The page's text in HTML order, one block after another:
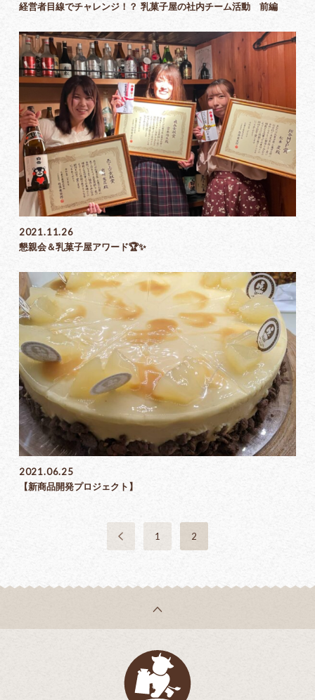
経営者目線でチャレンジ！？ 乳菓子屋の社内チーム活動 前編
2021.11.26
懇親会＆乳菓子屋アワード🏆✨
2021.06.25
【新商品開発プロジェクト】
1 2